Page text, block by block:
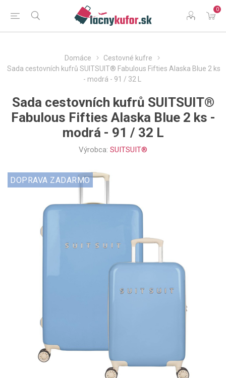
0
Domáce
Cestovné kufre
Sada cestovních kufrů SUITSUIT® Fabulous Fifties Alaska Blue 2 ks
- modrá - 91 / 32 L
Sada cestovních kufrů SUITSUIT®
Fabulous Fifties Alaska Blue 2 ks -
modrá - 91 / 32 L
Výrobca: SUITSUIT®
DOPRAVA ZADARMO